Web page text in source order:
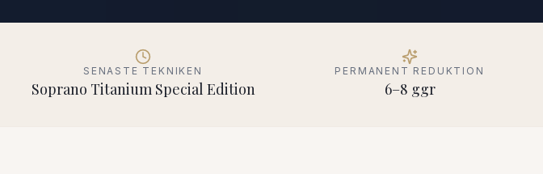
SENASTE TEKNIKEN
Soprano Titanium Special Edition
PERMANENT REDUKTION
6–8 ggr